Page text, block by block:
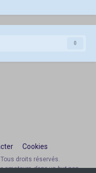
0
Cookies
droits réservés.
amateurs, dans un but non